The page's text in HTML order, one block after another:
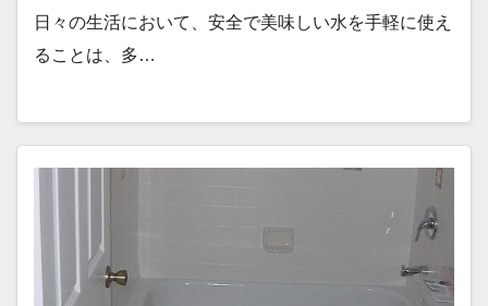
日々の生活において、安全で美味しい水を手軽に使え
ることは、多…